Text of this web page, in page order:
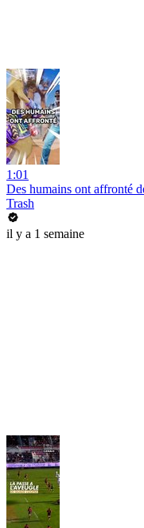
1:01
Des humains ont affronté
Trash
il y a 1 semaine